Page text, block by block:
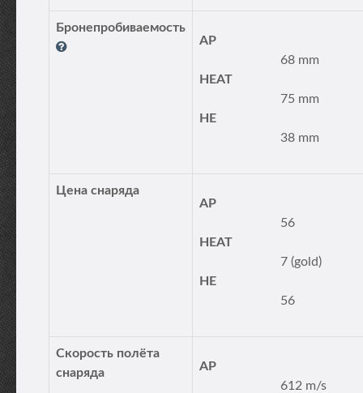
Бронепробиваемость
AP
68 mm
HEAT
75 mm
HE
38 mm
Цена снаряда
AP
56
HEAT
7 (gold)
HE
56
Скорость полёта
снаряда
AP
612 m/s